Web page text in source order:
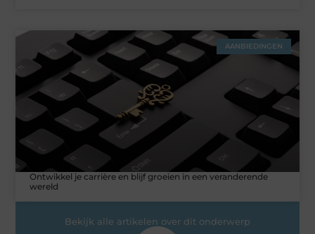
AANBIEDINGEN
Ontwikkel je carrière en blijf groeien in een veranderende
wereld
Bekijk alle artikelen over dit onderwerp